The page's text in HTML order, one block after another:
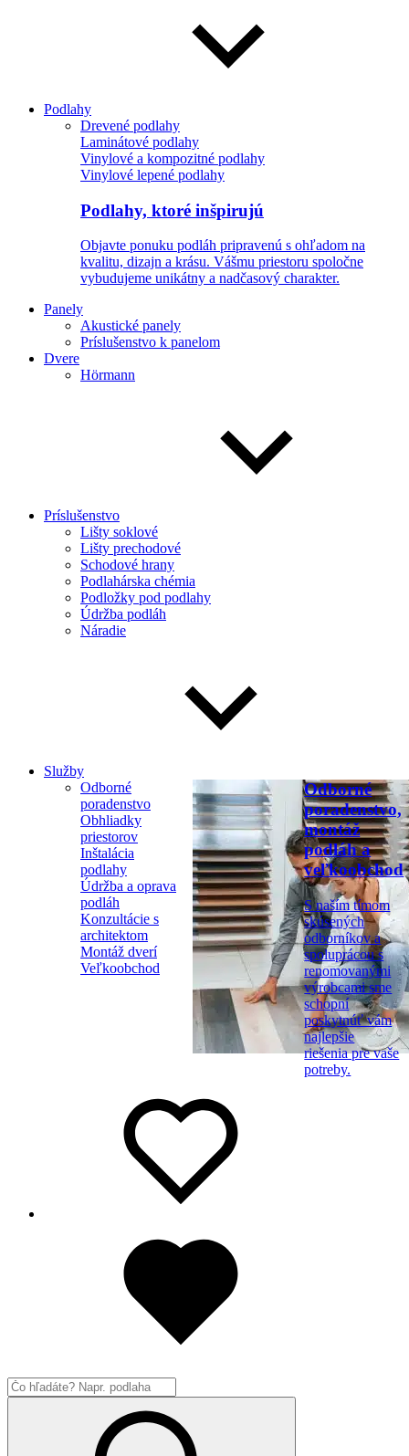
Podlahy
Drevené podlahy
Laminátové podlahy
Vinylové a kompozitné podlahy
Vinylové lepené podlahy
Podlahy, ktoré inšpirujú
Objavte ponuku podláh pripravenú s ohľadom na
kvalitu, dizajn a krásu. Vášmu priestoru spoločne
vybudujeme unikátny a nadčasový charakter.
Panely
Akustické panely
Príslušenstvo k panelom
Dvere
Hörmann
Príslušenstvo
Lišty soklové
Lišty prechodové
Schodové hrany
Podlahárska chémia
Podložky pod podlahy
Údržba podláh
Náradie
Služby
Odborné
poradenstvo
Obhliadky
priestorov
Inštalácia
podlahy
Údržba a oprava
podláh
Konzultácie s
architektom
Montáž dverí
Veľkoobchod
Odborné
poradenstvo,
montáž
podláh a
veľkoobchod
S naším tímom
skúsených
odborníkov a
spoluprácou s
renomovanými
výrobcami sme
schopní
poskytnúť vám
najlepšie
riešenia pre vaše
potreby.